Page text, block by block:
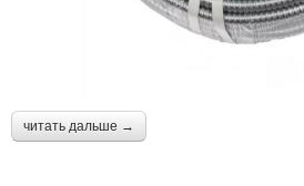
читать дальше →